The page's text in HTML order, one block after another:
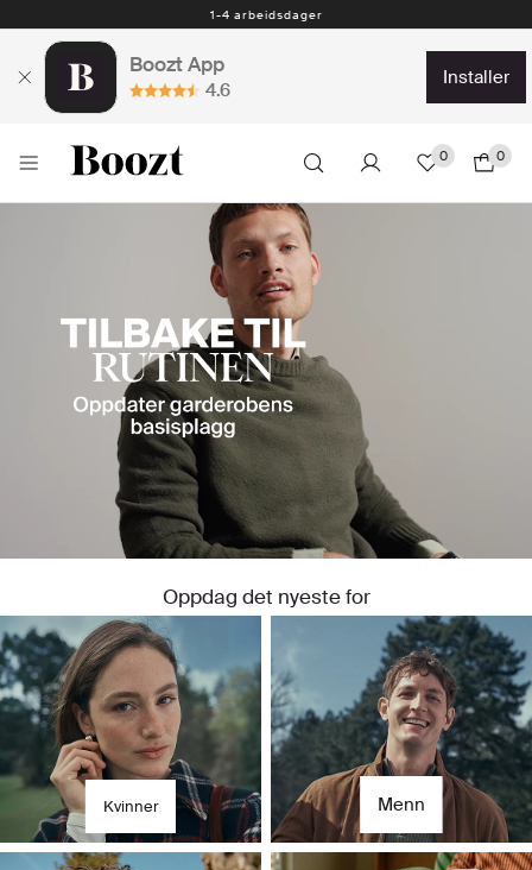
Gratis retur innen 30 dager - Forhåndsbetalt returetikett
Boozt App
4.6
installer
0 0
Til henne
For ham
Oppdag det nyeste for
Kvinner Menn